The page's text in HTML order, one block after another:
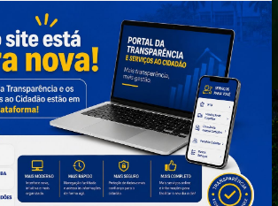
Saúde.
Convocação do Processo Seletivo
n°01/2026 -Motorista
Boletim Informativo –
Tuberculose | Município de Planura-
MG (2025)
Convocação.